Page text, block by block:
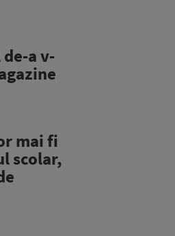
a v-
mai fi
scolar,